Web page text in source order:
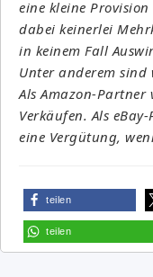
eine kleine
dabei keinerlei
in keinem Fall
Unter anderem sind
Als Amazon-
Verkäufen. Als
eine Vergütung,
teilen
teilen